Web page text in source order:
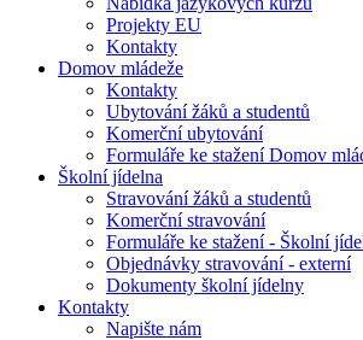
Projekty EU
Kontakty
Domov mládeže
Kontakty
Ubytování žáků a studentů
Komerční ubytování
Formuláře ke stažení Domov
Školní jídelna
Stravování žáků a studentů
Komerční stravování
Formuláře ke stažení - Školní
Objednávky stravování - externí
Dokumenty školní jídelny
Kontakty
Napište nám